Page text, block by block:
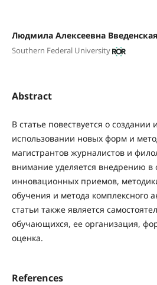
Людмила Алексеевна Введенская
Southern Federal University
Abstract
В статье повествуется о создании
использовании новых форм и
магистрантов журналистов и
внимание уделяется внедрению в
инновационных приемов,
обучения и метода комплексного
статьи также является
обучающихся, ее организация,
оценка.
References